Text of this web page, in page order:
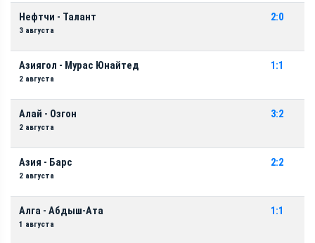
Нефтчи - Талант
3 августа
2:0
Азиягол - Мурас Юнайтед
2 августа
1:1
Алай - Озгон
2 августа
3:2
Азия - Барс
2 августа
2:2
Алга - Абдыш-Ата
1 августа
1:1